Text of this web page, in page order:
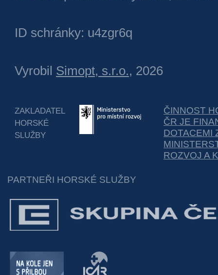
ID schránky: u4zgr6q
Vyrobil Simopt, s.r.o., 2026
ZAKLADATEL
HORSKÉ
SLUŽBY
ČINNOST
ČR JE
DOTACEMI
ROZVOJ A
PARTNEŘI HORSKÉ SLUŽBY